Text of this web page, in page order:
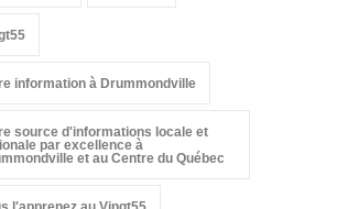
source d'informations locale et
par excellence à
et au Centre du Québec